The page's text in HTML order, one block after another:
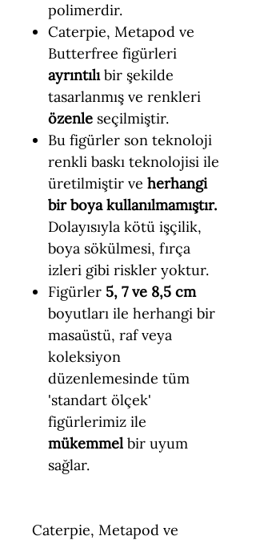
polimerdir.
Caterpie, Metapod ve
Butterfree figürleri
ayrıntılıbir şekilde
tasarlanmış ve renkleri
özenle seçilmiştir.
Bu figürler son teknoloji
renkli baskı teknolojisi ile
üretilmiştir ve herhangi
bir boya kullanılmamıştır.
Dolayısıyla kötü işçilik,
boya sökülmesi, fırça
izleri gibi riskler yoktur.
Figürler 5, 7 ve 8,5 cm
boyutları ile herhangi bir
masaüstü, raf veya
koleksiyon
düzenlemesinde tüm
'standart ölçek'
figürlerimiz ile
mükemmel bir uyum
sağlar.
Caterpie, Metapod ve